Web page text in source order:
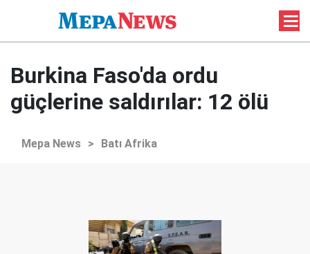
Burkina Faso'da ordu
güçlerine saldırılar: 12 ölü
Mepa News > Batı Afrika